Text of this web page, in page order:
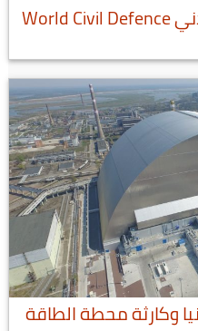
اليوم العالمي للدفاع المدني World Civil Defence
وكارثة محطة الطاقة